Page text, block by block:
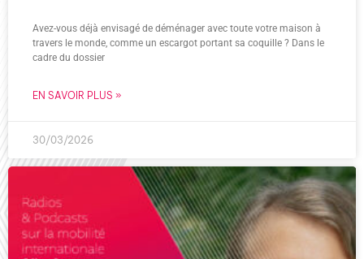
Avez-vous déjà envisagé de déménager avec toute votre maison à
travers le monde, comme un escargot portant sa coquille ? Dans le
cadre du dossier
EN SAVOIR PLUS »
30/03/2026